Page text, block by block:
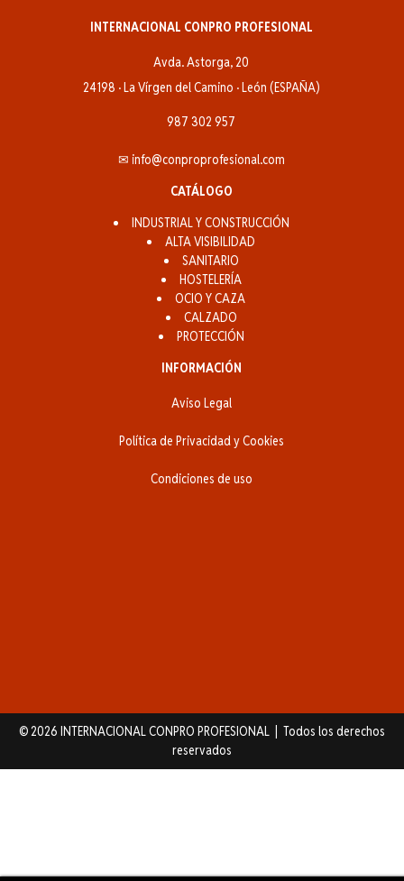
INTERNACIONAL CONPRO PROFESIONAL
Avda. Astorga, 20
24198 · La Vírgen del Camino · León (ESPAÑA)
987 302 957
✉ info@conproprofesional.com
CATÁLOGO
INDUSTRIAL Y CONSTRUCCIÓN
ALTA VISIBILIDAD
SANITARIO
HOSTELERÍA
OCIO Y CAZA
CALZADO
PROTECCIÓN
INFORMACIÓN
Aviso Legal
Política de Privacidad y Cookies
Condiciones de uso
© 2026 INTERNACIONAL CONPRO PROFESIONAL | Todos los derechos
reservados